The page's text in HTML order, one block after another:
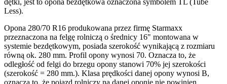
dętki, jest to opona bezdętkowa oznaczona symbolem TL (Tube
Less).
Opona 280/70 R16 produkowana przez firmę Starmaxx
przeznaczona na felgę rolniczą o średnicy 16" montowana w
systemie bezdętkowym, posiada szerokość wynikającą z rozmiaru
równą ok. 280 mm. Profil opony wynosi 70. Oznacza to, że
odległość od felgi do brzegu opony stanowi 70% jej szerokości
(szerokość = 280 mm.). Klasa prędkości danej opony wynosi B,